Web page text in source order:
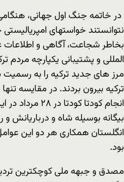
در خاتمه جنگ اول جهانی،
نتوانستند خواستهای
بخاطر شجاعت، آگاهی و اطلاعات
المللی و پشتیبانی یکپارچه مردم
مرز های جدید ترکیه را به
ترکیه بیرون بردند. در مقایسه تنها
انجام کودتا
بیگانه بوسیله شاه و
بود.
مصدق و جبهه ملی کوچکترین